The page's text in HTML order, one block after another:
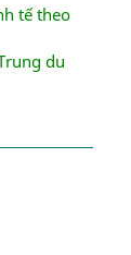
tế theo
du